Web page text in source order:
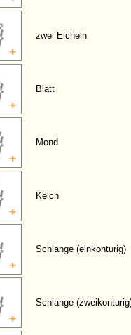
zwei Eicheln
Blatt
Mond
Kelch
Schlange (einkonturig)
Schlange